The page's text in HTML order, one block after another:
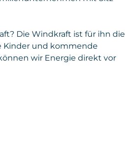
Die Windkraft ist für ihn die
Kinder und kommende
wir Energie direkt vor